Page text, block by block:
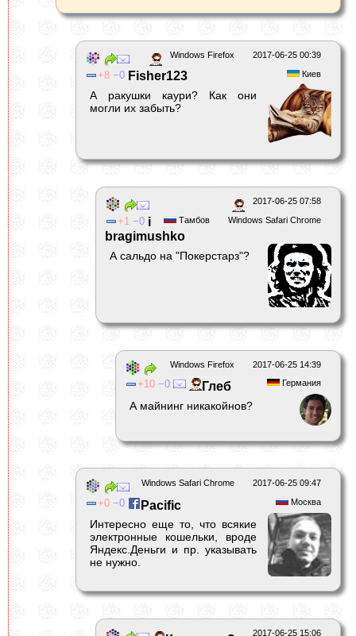
2017-06-25 00:39
Windows Firefox
Киев
8 0 Fisher123
А ракушки каури? Как они
могли их забыть?
2017-06-25 07:58
Windows Safari Chrome
Тамбов
1 0 i
bragimushko
А сальдо на "Покерстарз"?
2017-06-25 14:39
Windows Firefox
Германия
10 0 Глеб
А майнинг никакойнов?
2017-06-25 09:47
Windows Safari Chrome
Москва
0 0 Pacific
Интересно еще то, что всякие
электронные кошельки, вроде
Яндекс.Деньги и пр. указывать
не нужно.
2017-06-25 15:06